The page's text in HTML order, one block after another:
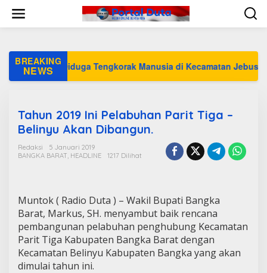
w
BREAKING
NEWS
Diduga Tengkorak Manusia di Kecamatan Jebus
Tahun 2019 Ini Pelabuhan Parit Tiga –
Belinyu Akan Dibangun.
Redaksi
5 Januari 2019
BANGKA BARAT, HEADLINE 1217 Dilihat
Muntok ( Radio Duta ) – Wakil Bupati Bangka
Barat, Markus, SH. menyambut baik rencana
pembangunan pelabuhan penghubung Kecamatan
Parit Tiga Kabupaten Bangka Barat dengan
Kecamatan Belinyu Kabupaten Bangka yang akan
dimulai tahun ini.